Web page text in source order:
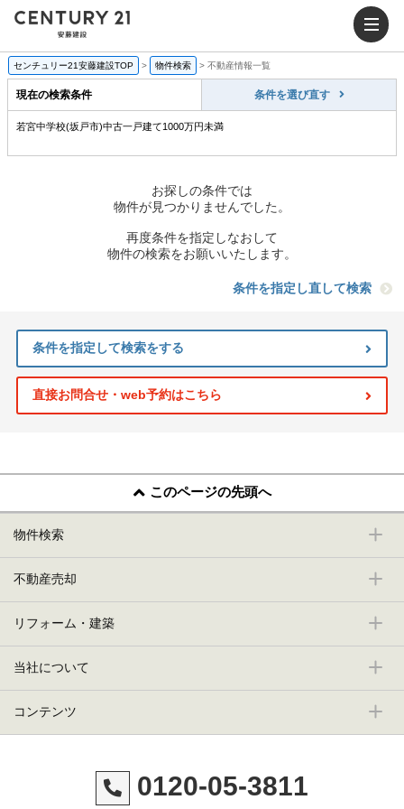
センチュリー21安藤建設TOP > 物件検索 > 不動産情報一覧
現在の検索条件 条件を選び直す
若宮中学校(坂戸市)中古一戸建て1000万円未満
お探しの条件では
物件が見つかりませんでした。
再度条件を指定しなおして
物件の検索をお願いいたします。
条件を指定し直して検索
条件を指定して検索をする
直接お問合せ・web予約はこちら
このページの先頭へ
物件検索
不動産売却
リフォーム・建築
当社について
コンテンツ
0120-05-3811